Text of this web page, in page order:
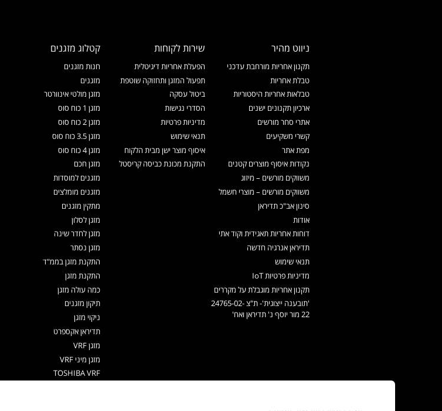
ניווט מהיר
תקנון אחריות מורחבת עדכני
טבלת אחריות
טבלאות אחריות היסטוריות
ארכיון תקנונים ישנים
אתרי סחר מורשים
קשרי משקיעים
מפת אתר
נקודות איסוף מוצרים קטנים
משווקים מורשים – מיזוג
משווקים מורשים – מוצרי חשמל
סינון אב"כ תדיראן
אודות
דוחות אחריות תאגידית וקוד אתי
תדיראן אנרגיה חדשה
תנאי שימוש
מדיניות פרטיות IoT
תקנון אחריות מוגבלת על מקררים
'תובענה ייצוגית'- ת"צ 24765-02-
22 מור יוסף נ' תדיראן ואח'
שירות לקוחות
הפעלת אחריות דיגיטלית
תפעול המזגן ותחזוקה שוטפת
ביטול עסקה
הסדרי נגישות
מדיניות פרטיות
תנאי שימוש
איסוף מוצר ישן מבית הלקוח
התקנת מכונת כביסה קריסטל
קטלוג מזגנים
חנות מזגנים
מזגנים
מזגן מולטי אינוורטר
מזגן 1 כוח סוס
מזגן 2 כוח סוס
מזגן 3.5 כוח סוס
מזגן 4 כוח סוס
מזגן חכם
מזגנים למוסדות
מזגנים מומלצים
מתקין מזגנים
מזגן לסלון
מזגן לחדר שינה
מזגן נסתר
התקנת מזגן בממ"ד
התקנת מזגן
כמה עולה מזגן
תיקון מזגנים
ניקוי מזגן
תדיראן אקספרט
מזגן VRF
מזגן מיני VRF
TOSHIBA VRF